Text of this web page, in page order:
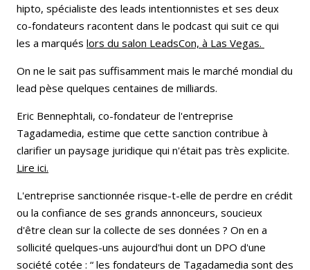
hipto, spécialiste des leads intentionnistes et ses deux
co-fondateurs racontent dans le podcast qui suit ce qui
les a marqués lors du salon LeadsCon, à Las Vegas.
On ne le sait pas suffisamment mais le marché mondial du
lead pèse quelques centaines de milliards.
Eric Bennephtali, co-fondateur de l'entreprise
Tagadamedia, estime que cette sanction contribue à
clarifier un paysage juridique qui n'était pas très explicite.
Lire ici.
L'entreprise sanctionnée risque-t-elle de perdre en crédit
ou la confiance de ses grands annonceurs, soucieux
d'être clean sur la collecte de ses données ? On en a
sollicité quelques-uns aujourd'hui dont un DPO d'une
société cotée : “ les fondateurs de Tagadamedia sont des